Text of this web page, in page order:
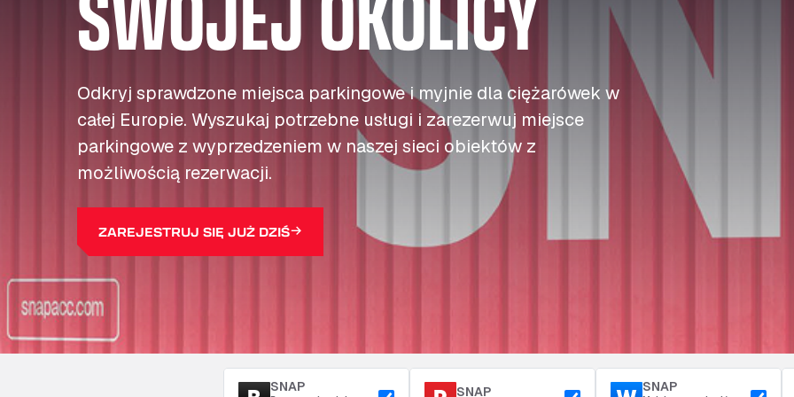
Opłaty drogowe
Tankowanie
Dostęp i bezpieczeństwo
Parking przy zajezdni
Odkryj sprawdzone miejsca parkingowe i myjnie dla ciężarówek w
całej Europie. Wyszukaj potrzebne usługi i zarezerwuj miejsce
parkingowe z wyprzedzeniem w naszej sieci obiektów z
możliwością rezerwacji.
ZAREJESTRUJ SIĘ JUŻ DZIŚ
SNAP SNAP SNAP